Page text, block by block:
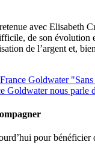
avec Elisabeth
de son évolution
de l’argent et,
Goldwater
Goldwater nous parle
pour bénéficier